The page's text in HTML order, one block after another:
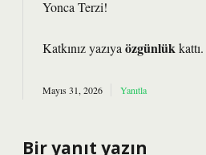
Yonca Terzi!
Katkınız yazıya özgünlükkattı.
Mayıs 31, 2026 Yanıtla
Bir yanıt yazın